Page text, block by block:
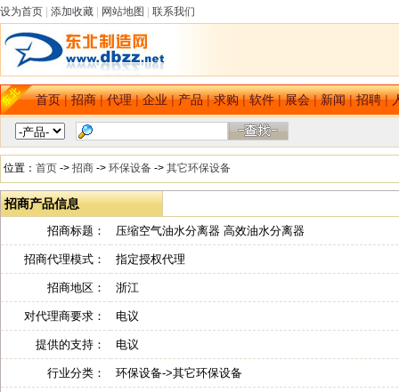
设为首页 添加收藏 网站地图 联系我们
首页|招商|代理|企业|产品|求购|软件|展会|新闻|招聘|
位置： 首页 -> 招商 -> 环保设备 -> 其它环保设备
招商产品信息
招商标题： 压缩空气油水分离器 高效油水分离器
招商代理模式： 指定授权代理
招商地区： 浙江
对代理商要求： 电议
提供的支持： 电议
行业分类： 环保设备->其它环保设备